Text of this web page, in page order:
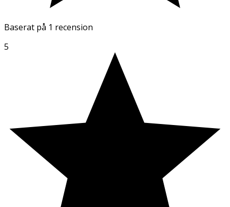
Baserat på 1 recension
5